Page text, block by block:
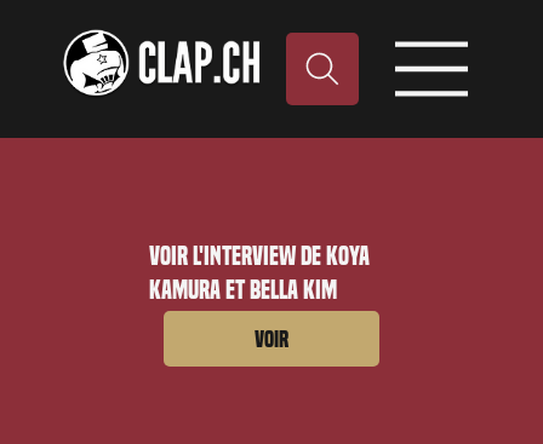
Voir l'interview de Koya
Kamura et Bella Kim
Voir